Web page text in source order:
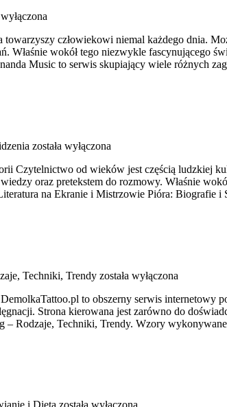
człowiekowi niemal każdego dnia.
Właśnie wokół tego niezwykle fascynującego
Music to serwis skupiający wiele różnych
została wyłączona
Czytelnictwo od wieków jest częścią ludzkiej
oraz pretekstem do rozmowy. Właśnie
na Ekranie i Mistrzowie Pióra:
Techniki, Trendy została wyłączona
to obszerny serwis internetowy
Strona kierowana jest zarówno do
– Rodzaje, Techniki, Trendy. Wzory